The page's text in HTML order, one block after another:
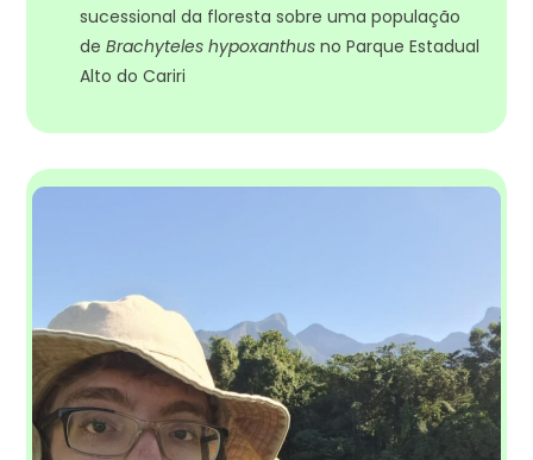
sucessional da floresta sobre uma população
deBrachyteles hypoxanthus no Parque Estadual
Alto do Cariri